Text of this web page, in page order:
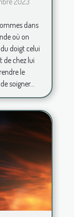
se
au
de
soi ?
dans
où on
doigt celui
de chez lui
le
soigner...